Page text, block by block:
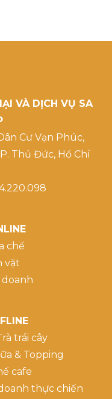
VÀ DỊCH VỤ SA
Cư Vạn Phúc,
Thủ Đức, Hồ Chí
chế
vặt
trái cây
& Topping
cafe
thực chiến